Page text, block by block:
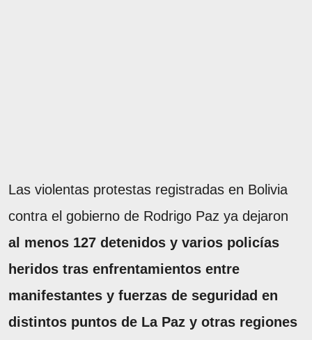
Las violentas protestas registradas en Bolivia
contra el gobierno de Rodrigo Paz ya dejaron
al menos 127 detenidos y varios policías
heridos tras enfrentamientos entre
manifestantes y fuerzas de seguridad en
distintos puntos de La Paz y otras regiones